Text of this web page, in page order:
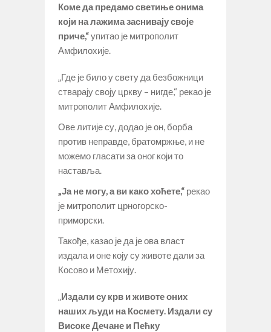
Коме да предамо светиње онима
који на лажима заснивају своје
приче,“упитао је митрополит
Амфилохије.
„Где је било у свету да безбожници
стварају своју цркву – нигде,“ рекао је
митрополит Амфилохије.
Ове литије су, додао је он, борба
против неправде, братомржње, и не
можемо гласати за оног који то
наставља.
„Ја не могу, а ви како хоћете,“ рекао
је митрополит црногорско-
приморски.
Такође, казао је да је ова власт
издала и оне коју су животе дали за
Косово и Метохију.
Издали су крв и животе оних
наших људи на Космету. Издали су
Високе Дечане и Пећку